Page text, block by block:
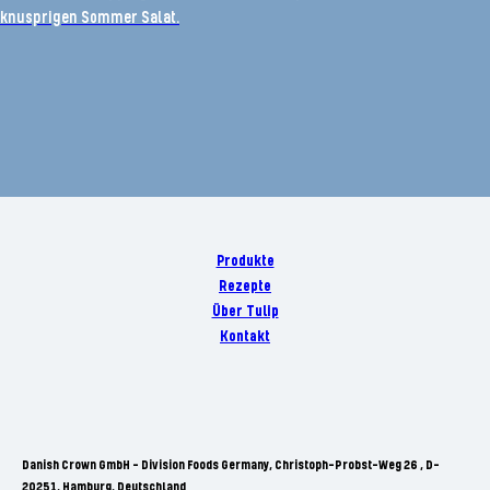
knusprigen Sommer Salat.
Produkte
Rezepte
Über Tulip
Kontakt
Danish Crown GmbH - Division Foods Germany, Christoph-Probst-Weg 26 , D-